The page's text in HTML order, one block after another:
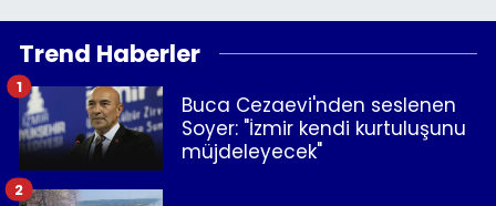
Trend Haberler
Buca Cezaevi'nden seslenen
Soyer: "İzmir kendi kurtuluşunu
müjdeleyecek"
1
2